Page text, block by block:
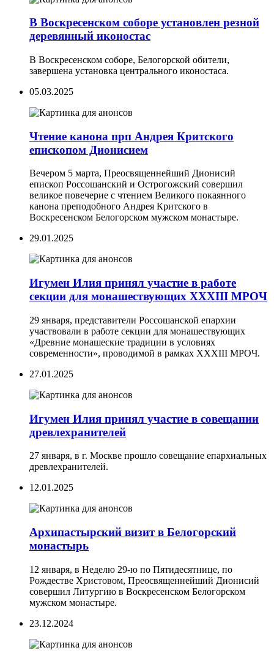
В Воскресенском соборе установлен резной
деревянный иконостас
В Воскресенском соборе, Белогорской обители,
завершена установка центрального иконостаса.
05.03.2025
Чтение канона прп Андрея Критского
епископом Дионисием
Вечером 5 марта, Преосвященнейший Дионисий
епископ Россошанский и Острогожский совершил
великое повечерие с чтением Великого покаянного
канона преподобного Андрея Критского в
Воскресенском Белогорском мужском монастыре.
29.01.2025
Игумен Илия принял участие в работе
секции для монашествующих XXXIII МРОЧ
29 января, представители Россошанской епархии
участвовали в работе секции для монашествующих
«Древние монашеские традиции в условиях
современности», проводимой в рамках XXXIII МРОЧ.
27.01.2025
Игумен Илия принял участие в совещании
древлехранителей
27 января, в г. Москве прошло совещание епархиальных
древлехранителей.
12.01.2025
Архипастырский визит в Белогорский
монастырь
12 января, в Неделю 29-ю по Пятидесятнице, по
Рождестве Христовом, Преосвященнейший Дионисий
совершил Литургию в Воскресенском Белогорском
мужском монастыре.
23.12.2024